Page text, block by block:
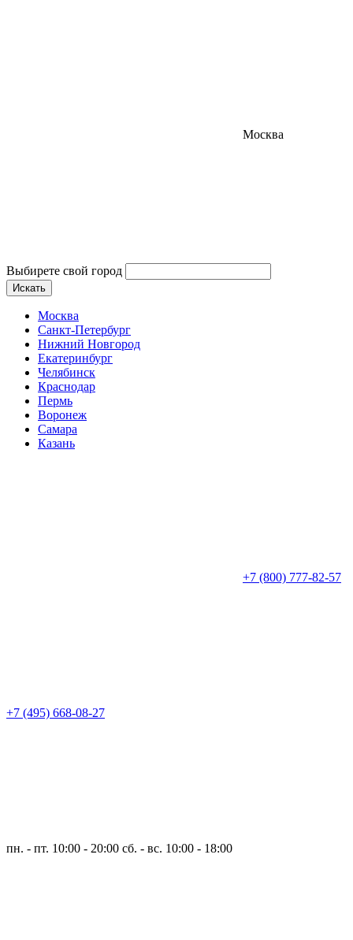
Москва
Выбирете свой город
Искать
Москва
Санкт-Петербург
Нижний Новгород
Екатеринбург
Челябинск
Краснодар
Пермь
Воронеж
Самара
Казань
+7 (800) 777-82-57
+7 (495) 668-08-27
пн. - пт. 10:00 - 20:00 сб. - вс. 10:00 - 18:00